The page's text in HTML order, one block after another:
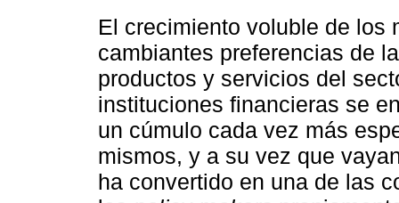
El crecimiento voluble de los
cambiantes preferencias de
productos y servicios del
instituciones financieras se
un cúmulo cada vez más
mismos, y a su vez que
ha convertido en una de las